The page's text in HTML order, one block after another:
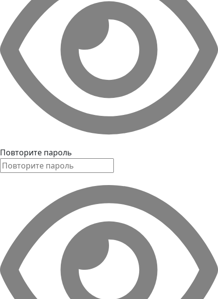
Повторите пароль